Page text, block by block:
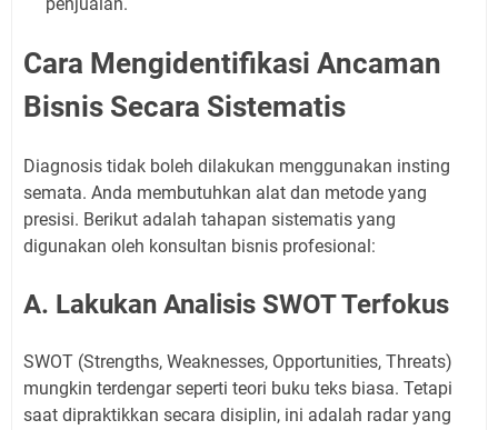
Cara Mengidentifikasi Ancaman
Bisnis Secara Sistematis
Diagnosis tidak boleh dilakukan menggunakan insting
semata. Anda membutuhkan alat dan metode yang
presisi. Berikut adalah tahapan sistematis yang
digunakan oleh konsultan bisnis profesional:
A. Lakukan Analisis SWOT Terfokus
SWOT (Strengths, Weaknesses, Opportunities, Threats)
mungkin terdengar seperti teori buku teks biasa. Tetapi
saat dipraktikkan secara disiplin, ini adalah radar yang